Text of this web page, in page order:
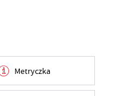
Metryczka